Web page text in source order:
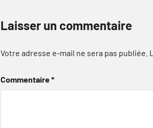
Laisser un commentaire
Votre adresse e-mail ne sera pas publiée.
Commentaire*